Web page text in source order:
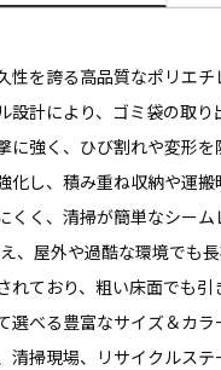
性を誇る高品質なポリエ
設計により、ゴミ袋の取
に強く、ひび割れや変形
化し、積み重ね収納や運
くく、清掃が簡単なシーム
、屋外や過酷な環境でも
れており、粗い床面でも
選べる豊富なサイズ＆カ
清掃現場、リサイクルス